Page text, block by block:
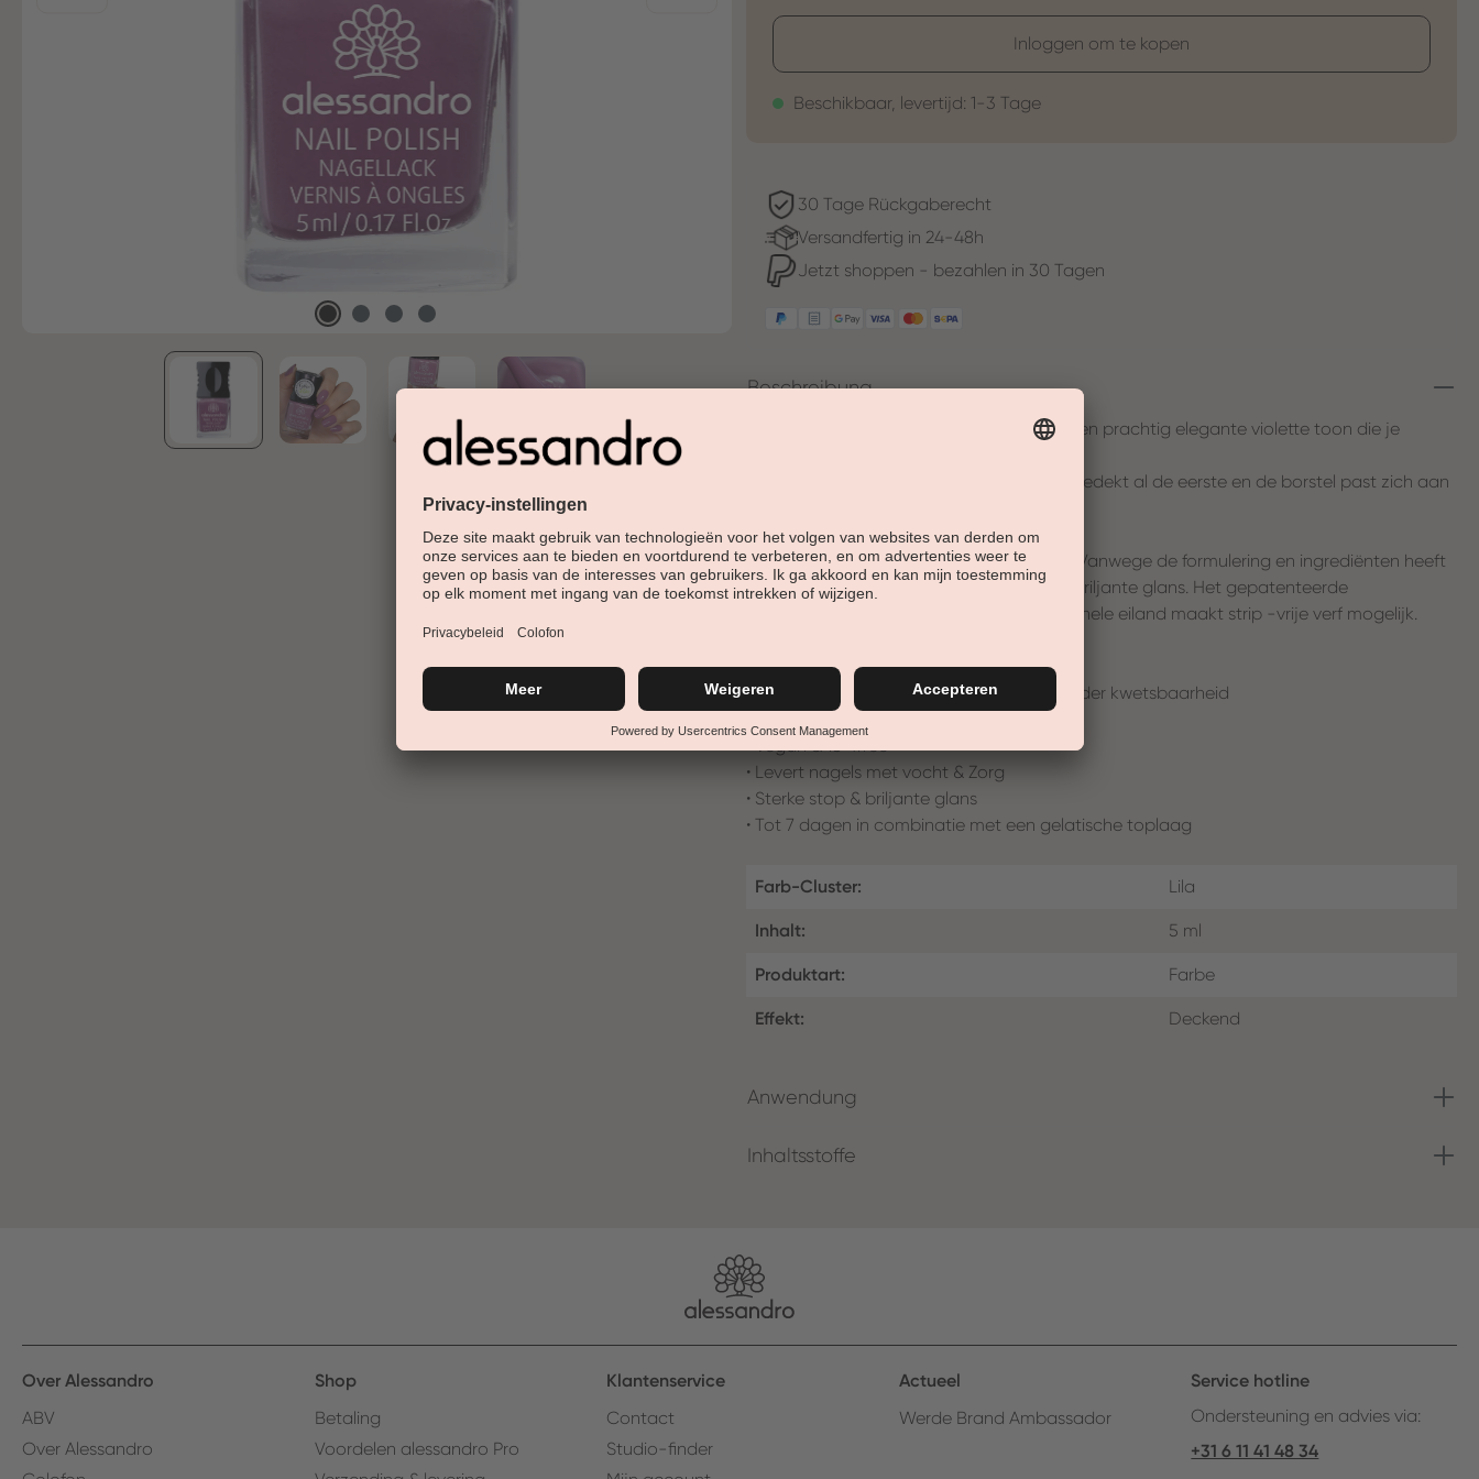
Inloggen om te kopen
Beschikbaar, levertijd: 1-3 Tage
30 Tage Rückgaberecht
Versandfertig in 24-48h
Jetzt shoppen - bezahlen in 30 Tagen
Beschreibung
mauve is de kleur van de wilde mallow - een prachtig elegante violette toon die je
De gekleurde verf in zijdeachtige mauve bedekt al de eerste en de borstel past zich aan
nagellak voor kunst en natuurlijke nagels. Vanwege de formulering en ingrediënten heeft
deze nagellak een zeer hoge dekking en briljante glans. Het gepatenteerde
ontwerpdeksel en geïntegreerde professionele eiland maakt strip -vrije verf mogelijk.
• bedekkende, stralende kleur
• Verbetering van het nageloppervlak, minder kwetsbaarheid
• Levert nagels met vocht & Zorg
• Sterke stop & briljante glans
• Tot 7 dagen in combinatie met een gelatische toplaag
Farb-Cluster: Lila
Inhalt: 5 ml
Produktart: Farbe
Effekt: Deckend
Anwendung
Inhaltsstoffe
Over Alessandro
ABV
Over Alessandro
Shop
Betaling
Voordelen alessandro Pro
Klantenservice
Contact
Studio-finder
Actueel
Werde Brand Ambassador
Service hotline
Ondersteuning en advies via:
+31 6 11 41 48 34